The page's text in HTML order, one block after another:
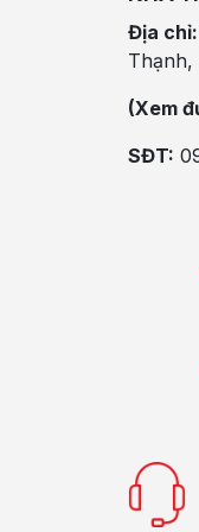
Địa chỉ:
(Xem
SĐT: